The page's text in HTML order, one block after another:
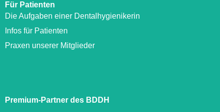
Für Patienten
Die Aufgaben einer Dentalhygienikerin
Infos für Patienten
Praxen unserer Mitglieder
Premium-Partner des BDDH